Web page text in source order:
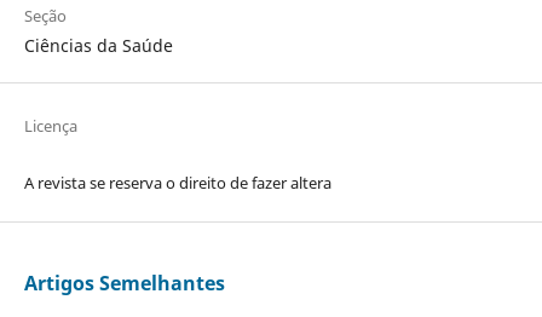
Seção
Ciências da Saúde
Licença
A revista se reserva o direito de fazer altera
Artigos Semelhantes